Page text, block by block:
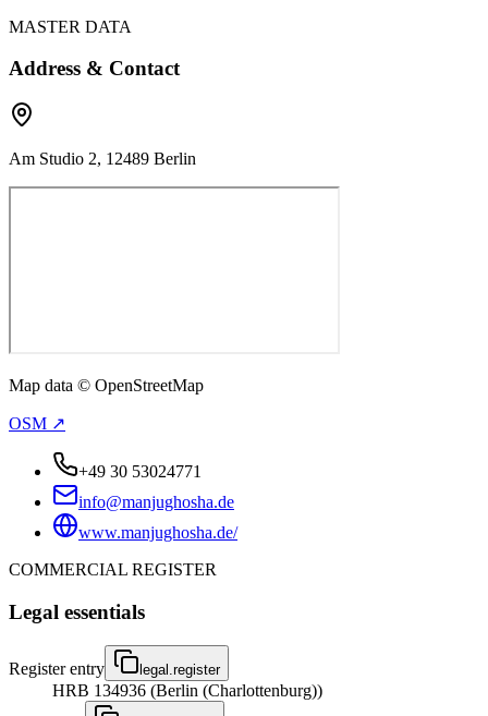
MASTER DATA
Address & Contact
Am Studio 2, 12489 Berlin
Map data © OpenStreetMap
OSM ↗
+49 30 53024771
info@manjughosha.de
www.manjughosha.de/
COMMERCIAL REGISTER
Legal essentials
Register entry legal.register
HRB 134936 (Berlin (Charlottenburg))